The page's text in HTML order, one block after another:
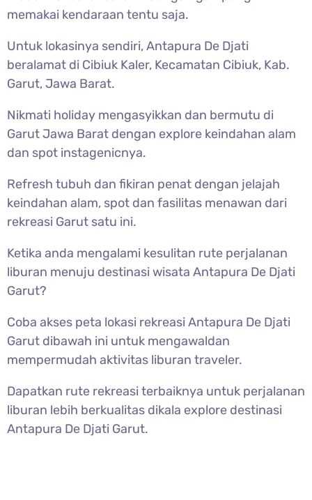
memakai kendaraan tentu saja.
Untuk lokasinya sendiri, Antapura De Djati
beralamat di Cibiuk Kaler, Kecamatan Cibiuk, Kab.
Garut, Jawa Barat.
Nikmati holiday mengasyikkan dan bermutu di
Garut Jawa Barat dengan explore keindahan alam
dan spot instagenicnya.
Refresh tubuh dan fikiran penat dengan jelajah
keindahan alam, spot dan fasilitas menawan dari
rekreasi Garut satu ini.
Ketika anda mengalami kesulitan rute perjalanan
liburan menuju destinasi wisata Antapura De Djati
Garut?
Coba akses peta lokasi rekreasi Antapura De Djati
Garut dibawah ini untuk mengawaldan
mempermudah aktivitas liburan traveler.
Dapatkan rute rekreasi terbaiknya untuk perjalanan
liburan lebih berkualitas dikala explore destinasi
Antapura De Djati Garut.